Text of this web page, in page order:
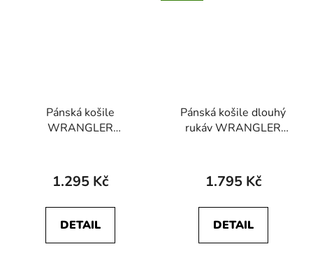
Pánská košile
WRANGLER
1.295 Kč
DETAIL
Pánská košile dlouhý
rukáv WRANGLER
1.795 Kč
DETAIL